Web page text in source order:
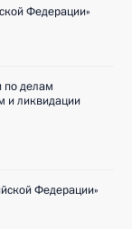
Федерации»
по делам
и ликвидации
Федерации»